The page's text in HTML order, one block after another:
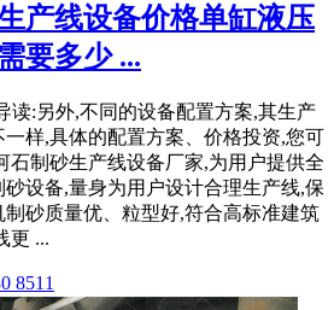
产线设备价格单缸液压
要多少 ...
读:另外,不同的设备配置方案,其生产
样,具体的配置方案、价格投资,您可
石制砂生产线设备厂家,为用户提供全
设备,量身为用户设计合理生产线,保
砂质量优、粒型好,符合高标准建筑
更 ...
8511